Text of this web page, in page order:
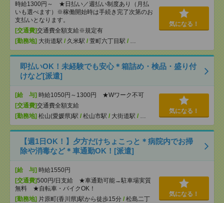
時給1300円～ ★日払い／週払い制度あり（月払
いも選べます）※稼働開始時は手続き完了次第のお
支払いとなります。
[交通費]交通費全額支給※規定有
[勤務地] 大街道駅 / 久米駅 / 萱町六丁目駅 / …
気になる！
即払いOK！未経験でも安心＊箱詰め・検品・盛り付
けなど[派遣]
[給 与] 時給1050円～1300円 ★Wワーク不可
[交通費]交通費全額支給
[勤務地] 松山(愛媛県)駅 / 松山市駅 / 大街道駅 / …
気になる！
【週1日OK！】夕方だけちょこっと＊病院内でお掃
除や消毒など＊車通勤OK！[派遣]
[給 与] 時給1550円
[交通費]500円/日支給 ★車通勤可能→駐車場実質
無料 ★自転車・バイクOK！
[勤務地] 片原町(香川県)駅から徒歩15分 / 松島二丁
気になる！